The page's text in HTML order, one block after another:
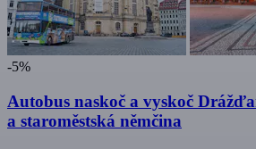
-5%
Autobus naskoč a vyskoč
a staroměstská němčina